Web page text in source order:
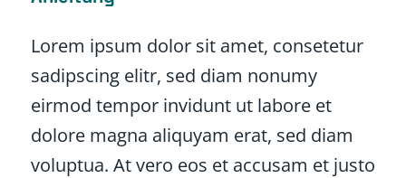
Lorem ipsum dolor sit amet, consetetur
sadipscing elitr, sed diam nonumy
eirmod tempor invidunt ut labore et
dolore magna aliquyam erat, sed diam
voluptua. At vero eos et accusam et justo